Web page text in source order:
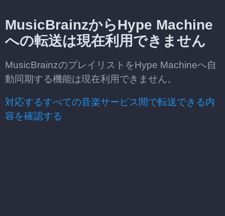
MusicBrainzからHype Machine
への転送は現在利用できません
MusicBrainzのプレイリストをHype Machineへ自
動同期する機能は現在利用できません。
対応するすべての音楽サービス間で転送できる内
容を確認する